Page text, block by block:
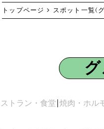
トップページ スポット一覧 (
トラン・食堂 焼肉・ホル